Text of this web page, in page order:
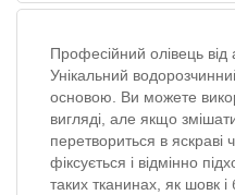
Професійний олівець від
Унікальний
основою. Ви можете
вигляді, але якщо
перетвориться в
фіксується і відмінно
таких тканинах, як шовк